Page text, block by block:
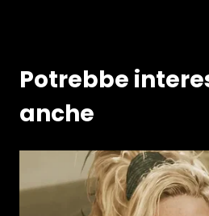
Potrebbe
anche